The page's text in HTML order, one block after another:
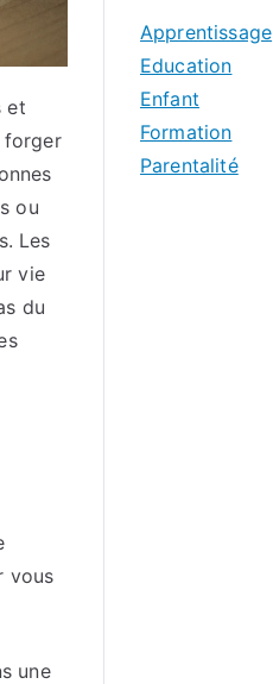
et
forger
ou
Les
vie
du
vous
une
Apprentissage
Education
Enfant
Formation
Parentalité